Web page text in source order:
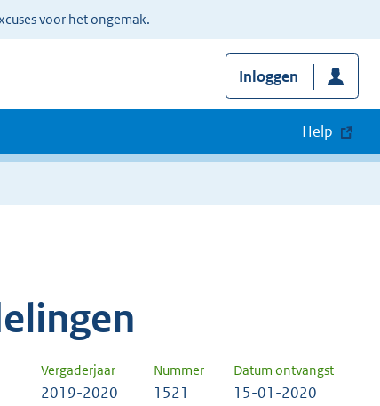
voor het ongemak.
Inloggen
Help
Vergaderjaar Nummer Datum ontvangst
2019-2020 1521 15-01-2020